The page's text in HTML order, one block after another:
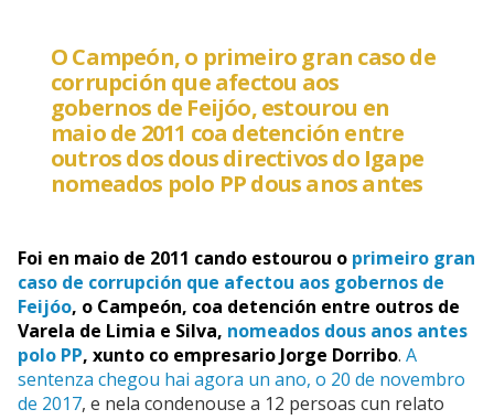
O Campeón, o primeiro gran caso de
corrupción que afectou aos
gobernos de Feijóo, estourou en
maio de 2011 coa detención entre
outros dos dous directivos do Igape
nomeados polo PP dous anos antes
Foi en maio de 2011 cando estourou o primeiro gran
caso de corrupción que afectou aos gobernos de
Feijóo, o Campeón, coa detención entre outros de
Varela de Limia e Silva, nomeados dous anos antes
polo PP, xunto co empresario Jorge Dorribo. A
sentenza chegou hai agora un ano, o 20 de novembro
de 2017, e nela condenouse a 12 persoas cun relato